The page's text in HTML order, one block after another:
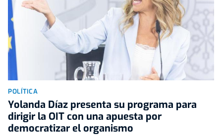
POLÍTICA
Yolanda Díaz presenta su programa para
dirigir la OIT con una apuesta por
democratizar el organismo